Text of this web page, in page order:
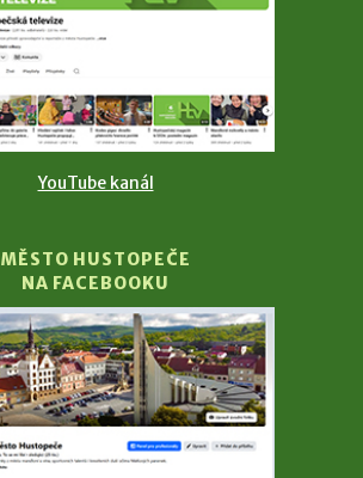
YouTube kanál
MĚSTO HUSTOPEČE
NA FACEBOOKU